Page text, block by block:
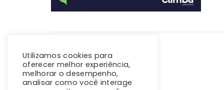
Utilizamos cookies para
oferecer melhor experiência,
melhorar o desempenho,
analisar como você interage